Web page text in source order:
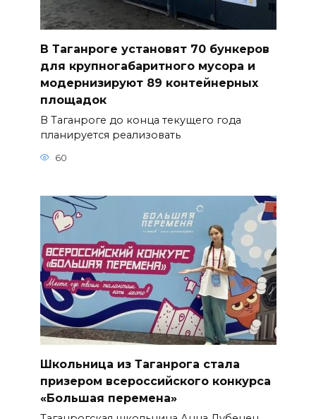
В Таганроге установят 70 бункеров
для крупногабаритного мусора и
модернизируют 89 контейнерных
площадок
В Таганроге до конца текущего года
планируется реализовать
60
Школьница из Таганрога стала
призером всероссийского конкурса
«Большая перемена»